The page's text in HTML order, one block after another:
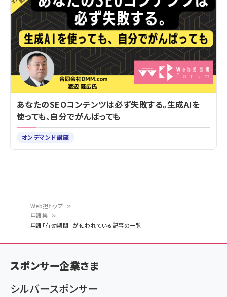
ン
く
ず
Web担トップ
用語集
用語「有効期間」 が使われている記事の一覧
あなたのSEOコンテンツは必ず失敗する。生成AIを
使っても、自分でがんばっても
オンデマンド講座
スポンサー企業さま
シルバースポンサー